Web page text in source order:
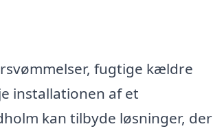
fugtige kældre
installationen af et
kan tilbyde løsninger, der